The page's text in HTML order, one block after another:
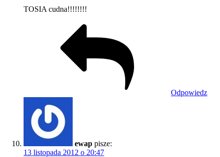
TOSIA cudna!!!!!!!!
Odpowiedz
ewap pisze:
13 listopada 2012 o 20:47